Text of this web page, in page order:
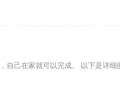
自己在家就可以完成。 以下是详细